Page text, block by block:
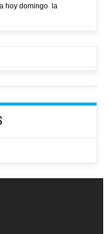
hoy domingo la